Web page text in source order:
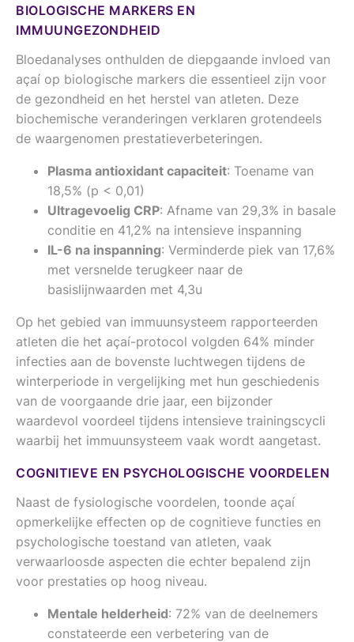
BIOLOGISCHE MARKERS EN
IMMUUNGEZONDHEID
Bloedanalyses onthulden de diepgaande invloed van
açaí op biologische markers die essentieel zijn voor
de gezondheid en het herstel van atleten. Deze
biochemische veranderingen verklaren grotendeels
de waargenomen prestatieverbeteringen.
Plasma antioxidant capaciteit: Toename van
18,5% (p < 0,01)
Ultragevoelig CRP: Afname van 29,3% in basale
conditie en 41,2% na intensieve inspanning
IL-6 na inspanning: Verminderde piek van 17,6%
met versnelde terugkeer naar de
basislijnwaarden met 4,3u
Op het gebied van immuunsysteem rapporteerden
atleten die het açaí-protocol volgden 64% minder
infecties aan de bovenste luchtwegen tijdens de
winterperiode in vergelijking met hun geschiedenis
van de voorgaande drie jaar, een bijzonder
waardevol voordeel tijdens intensieve trainingscycli
waarbij het immuunsysteem vaak wordt aangetast.
COGNITIEVE EN PSYCHOLOGISCHE VOORDELEN
Naast de fysiologische voordelen, toonde açaí
opmerkelijke effecten op de cognitieve functies en
psychologische toestand van atleten, vaak
verwaarloosde aspecten die echter bepalend zijn
voor prestaties op hoog niveau.
Mentale helderheid: 72% van de deelnemers
constateerde een verbetering van de